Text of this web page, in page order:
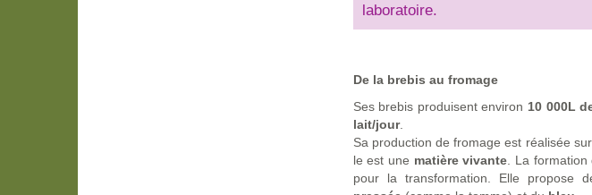
laboratoire.
De la brebis au fromage
Ses brebis produisent environ 10 000L
lait/jour.
Sa production de fromage est réalisée
le est une matière vivante . La
pour la transformation. Elle propose